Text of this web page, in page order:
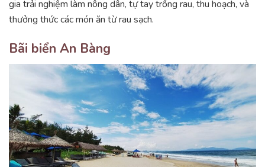
gia trải nghiệm làm nông dân, tự tay trồng rau, thu hoạch, và
thưởng thức các món ăn từ rau sạch.
Bãi biển An Bàng